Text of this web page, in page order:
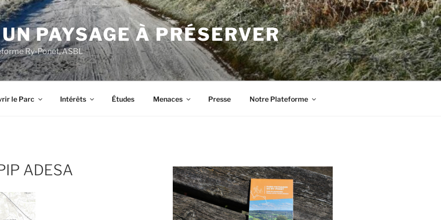
PAYSAGE À PRÉSERVER
Ry-Ponet, ASBL
le Parc Intérêts Études Menaces Presse Notre Plateforme
ADESA